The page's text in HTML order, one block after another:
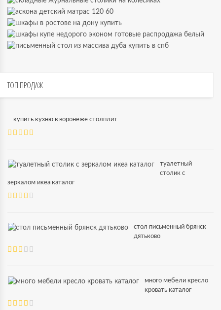
ТОП ПРОДАЖ
купить кухню в воронеже столплит
туалетный
столик с
зеркалом икеа каталог
стол письменный брянск
дятьково
много мебели кресло
кровать каталог